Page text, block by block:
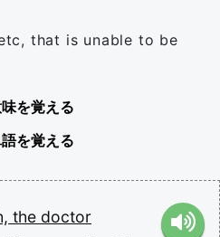
that is unable to be
を覚える
を覚える
the doctor